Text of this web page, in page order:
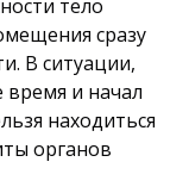
тело
сразу
В ситуации,
время и начал
находиться
органов